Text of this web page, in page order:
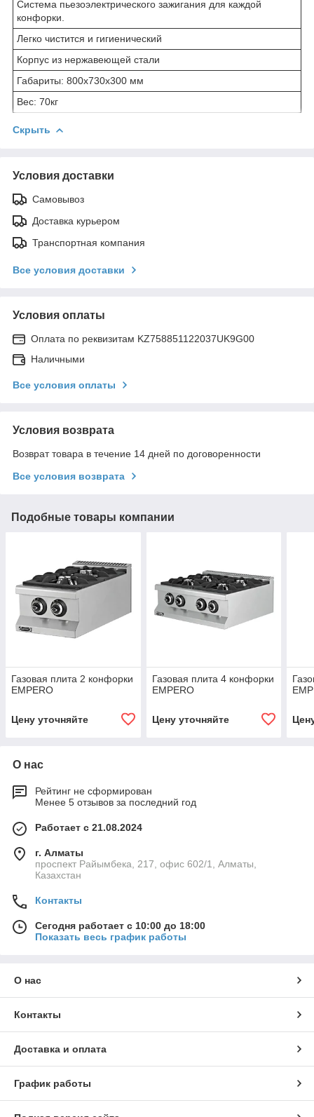
Система пьезоэлектрического зажигания для каждой
конфорки.
Легко чистится и гигиенический
Корпус из нержавеющей стали
Габариты: 800x730x300 мм
Вес: 70кг
Скрыть
Условия доставки
Самовывоз
Доставка курьером
Транспортная компания
Все условия доставки
Условия оплаты
Оплата по реквизитам KZ758851122037UK9G00
Наличными
Все условия оплаты
Условия возврата
Возврат товара в течение 14 дней по договоренности
Все условия возврата
Подобные товары компании
Газовая плита 2 конфорки
EMPERO
Цену уточняйте
Газовая плита 4 конфорки
EMPERO
Цену уточняйте
О нас
Рейтинг не сформирован
Менее 5 отзывов за последний год
Работает с 21.08.2024
г. Алматы
проспект Райымбека, 217, офис 602/1, Алматы,
Казахстан
Контакты
Сегодня работает с 10:00 до 18:00
Показать весь график работы
О нас
Контакты
Доставка и оплата
График работы